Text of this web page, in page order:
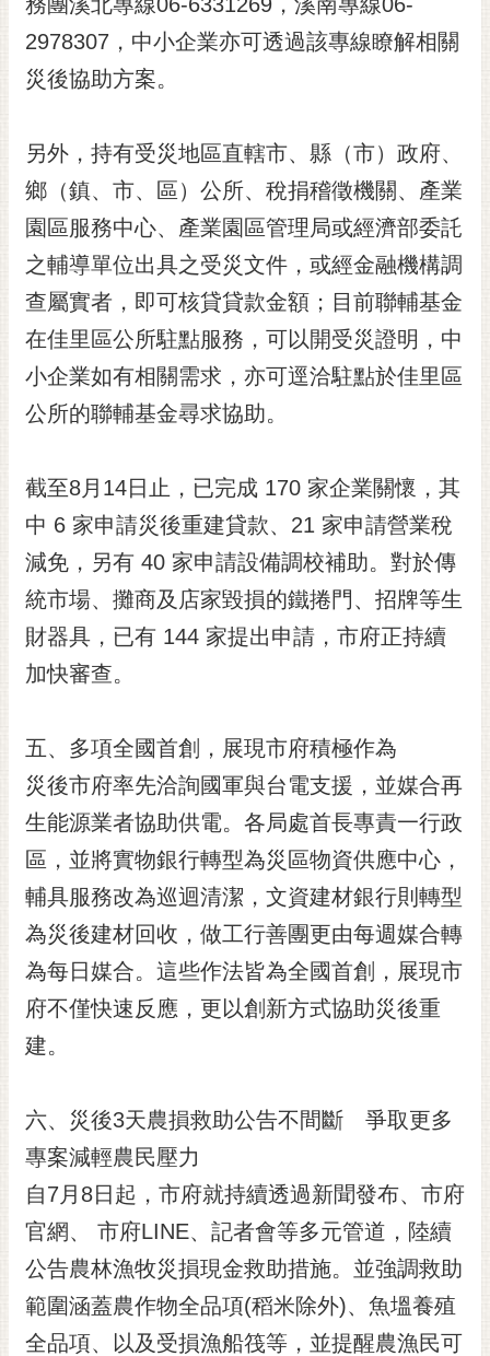
2978307，中小企業亦可透過該專線瞭解相關
災後協助方案。
另外，持有受災地區直轄市、縣（市）政府、
鄉（鎮、市、區）公所、稅捐稽徵機關、產業
園區服務中心、產業園區管理局或經濟部委託
之輔導單位出具之受災文件，或經金融機構調
查屬實者，即可核貸貸款金額；目前聯輔基金
在佳里區公所駐點服務，可以開受災證明，中
小企業如有相關需求，亦可逕洽駐點於佳里區
公所的聯輔基金尋求協助。
截至8月14日止，已完成 170 家企業關懷，其
中 6 家申請災後重建貸款、21 家申請營業稅
減免，另有 40 家申請設備調校補助。對於傳
統市場、攤商及店家毀損的鐵捲門、招牌等生
財器具，已有 144 家提出申請，市府正持續
加快審查。
五、多項全國首創，展現市府積極作為
災後市府率先洽詢國軍與台電支援，並媒合再
生能源業者協助供電。各局處首長專責一行政
區，並將實物銀行轉型為災區物資供應中心，
輔具服務改為巡迴清潔，文資建材銀行則轉型
為災後建材回收，做工行善團更由每週媒合轉
為每日媒合。這些作法皆為全國首創，展現市
府不僅快速反應，更以創新方式協助災後重
建。
六、災後3天農損救助公告不間斷 爭取更多
專案減輕農民壓力
自7月8日起，市府就持續透過新聞發布、市府
官網、 市府LINE、記者會等多元管道，陸續
公告農林漁牧災損現金救助措施。並強調救助
範圍涵蓋農作物全品項(稻米除外)、魚塭養殖
全品項、以及受損漁船筏等，並提醒農漁民可